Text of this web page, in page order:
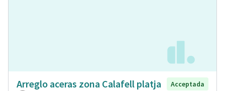
Arreglo aceras zona Calafell platja
Acceptada